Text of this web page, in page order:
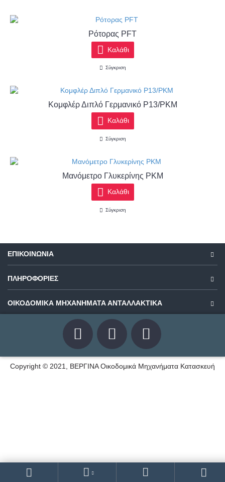
Ρότορας PFT
Καλάθι
Σύγκριση
Κομφλέρ Διπλό Γερμανικό Ρ13/ΡΚΜ
Καλάθι
Σύγκριση
Μανόμετρο Γλυκερίνης ΡΚΜ
Καλάθι
Σύγκριση
ΕΠΙΚΟΙΝΩΝΊΑ
ΠΛΗΡΟΦΟΡΊΕΣ
ΟΙΚΟΔΟΜΙΚΑ ΜΗΧΑΝΗΜΑΤΑ ΑΝΤΑΛΛΑΚΤΙΚΑ
Copyright © 2021, ΒΕΡΓΙΝΑ Οικοδομικά Μηχανήματα Κατασκευή